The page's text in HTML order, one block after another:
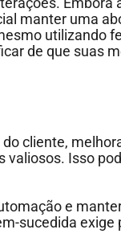
manter uma
utilizando
de que suas
cliente,
valiosos. Isso
e
sucedida exige